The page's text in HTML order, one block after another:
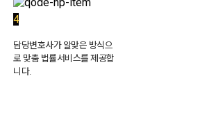
4
담당변호사가 알맞은 방식으
로 맞춤 법률서비스를 제공합
니다.